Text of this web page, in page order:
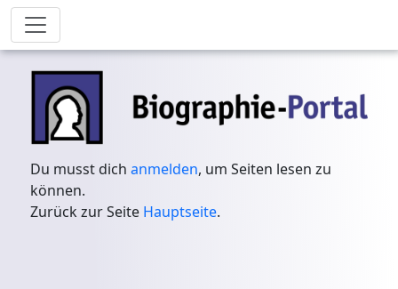
Du musst dichanmelden, um Seiten lesen zu
können.
Zurück zur Seite Hauptseite.